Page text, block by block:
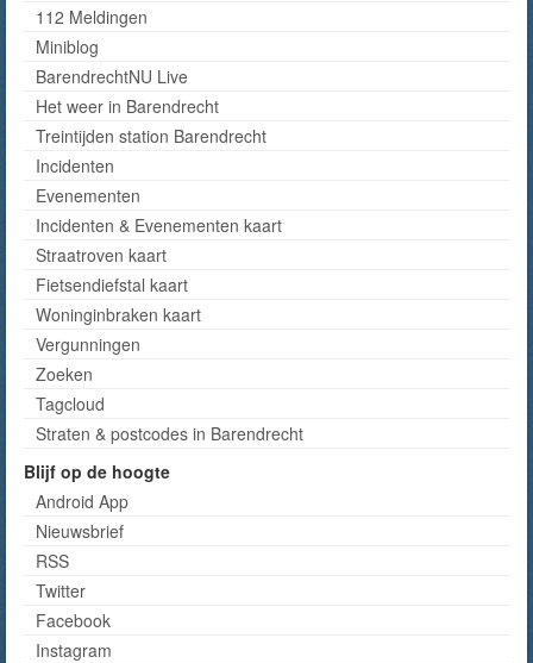
112 Meldingen
Miniblog
BarendrechtNU Live
Het weer in Barendrecht
Treintijden station Barendrecht
Incidenten
Evenementen
Incidenten & Evenementen kaart
Straatroven kaart
Fietsendiefstal kaart
Woninginbraken kaart
Vergunningen
Zoeken
Tagcloud
Straten & postcodes in Barendrecht
Blijf op de hoogte
Android App
Nieuwsbrief
RSS
Twitter
Facebook
Instagram